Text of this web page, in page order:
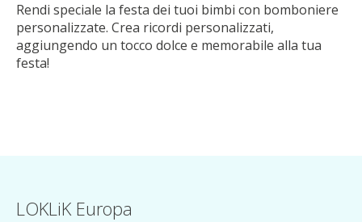
Rendi speciale la festa dei tuoi bimbi con bomboniere
personalizzate. Crea ricordi personalizzati,
aggiungendo un tocco dolce e memorabile alla tua
festa!
LOKLiK Europa